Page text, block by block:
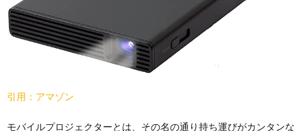
引用：アマゾン
モバイルプロジェクターとは、その名の通り持ち運びがカンタンな